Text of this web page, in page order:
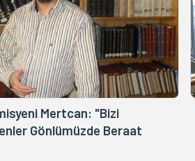
Mertcan: "Bizi
Gönlümüzde Beraat